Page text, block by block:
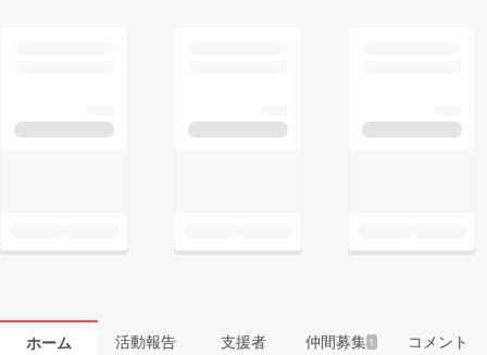
ホーム 活動報告 支援者 仲間募集 1 コメント